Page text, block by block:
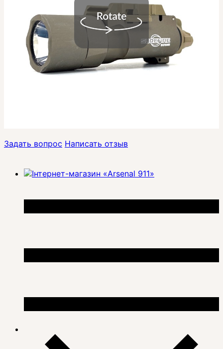
Задать вопрос Написать отзыв